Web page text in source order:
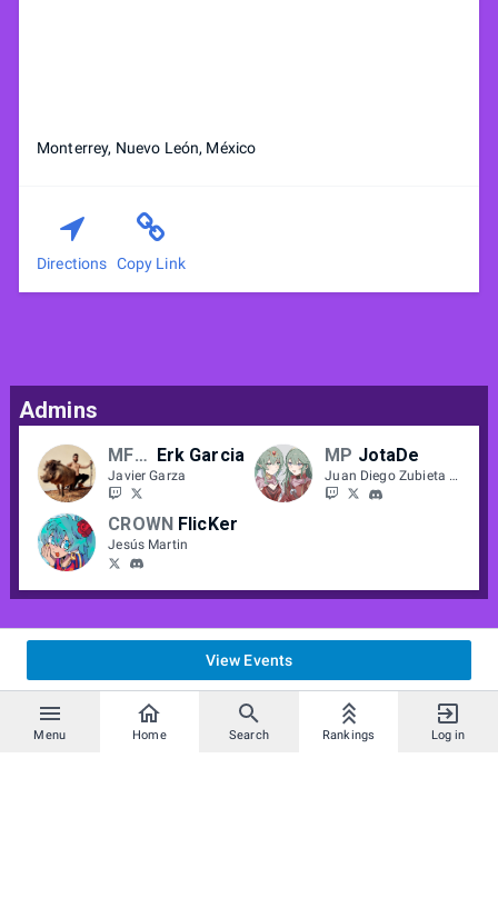
Menu Home Search Rankings Log in
Monterrey, Nuevo León, México
Directions Copy Link
Admins
MFC/WD Erk Garcia
Javier Garza
MP JotaDe
Juan Diego Zubieta Rubio
CROWN FlicKer
Jesús Martin
View Events